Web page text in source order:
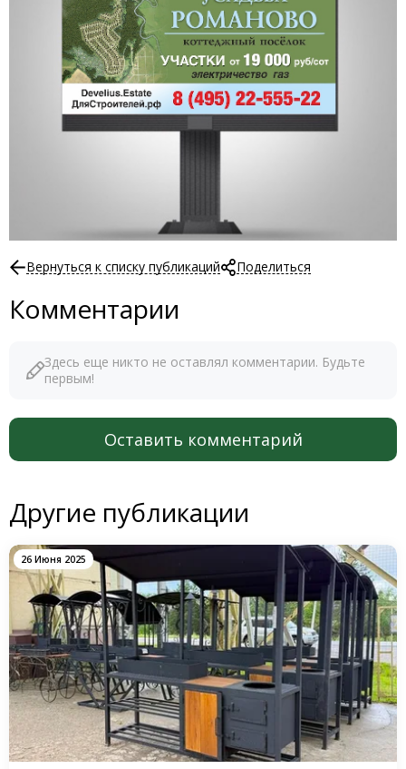
Вернуться к списку публикаций Поделиться
Комментарии
Здесь еще никто не оставлял комментарии. Будьте
первым!
Оставить комментарий
Другие публикации
26 Июня 2025